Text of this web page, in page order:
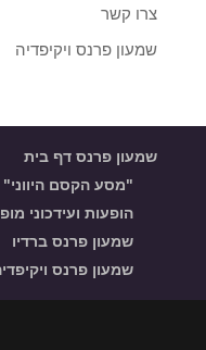
צרו קשר
שמעון פרנס ויקיפדיה
שמעון פרנס דף בית
"מסע הקסם היווני"
הופעות ועידכוני
שמעון פרנס ברדיו
שמעון פרנס